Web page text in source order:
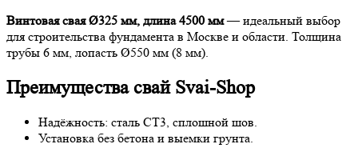
Винтовая свая Ø325 мм, длина 4500 мм— идеальный выбор
для строительства фундамента в Москве и области. Толщина
трубы 6 мм, лопасть Ø550 мм (8 мм).
Преимущества свай Svai-Shop
Надёжность: сталь СТ3, сплошной шов.
Установка без бетона и выемки грунта.